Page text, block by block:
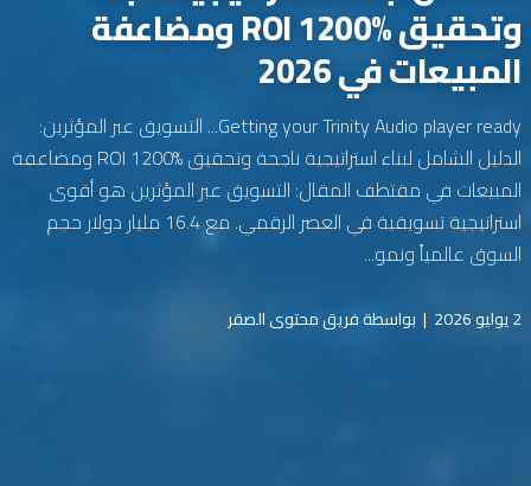
وتحقيق ROI 1200% ومضاعفة
المبيعات في 2026
Getting your Trinity Audio player ready... التسويق عبر المؤثرين:
الدليل الشامل لبناء استراتيجية ناجحة وتحقيق ROI 1200% ومضاعفة
المبيعات في مقتطف المقال: التسويق عبر المؤثرين هو أقوى
استراتيجية تسويقية في العصر الرقمي. مع 16.4 مليار دولار حجم
السوق عالمياً ونمو...
2 يوليو 2026 | بواسطة فريق محتوى الصقر